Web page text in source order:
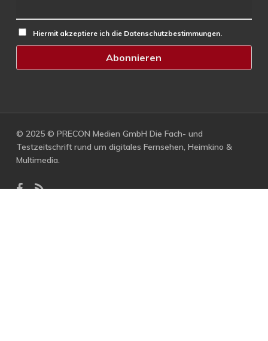
Hiermit akzeptiere ich die Datenschutzbestimmungen.
© 2025 © PRECON Medien GmbH Die Fach- und
Testzeitschrift rund um digitales Fernsehen, Heimkino &
Multimedia.
facebook
RSS